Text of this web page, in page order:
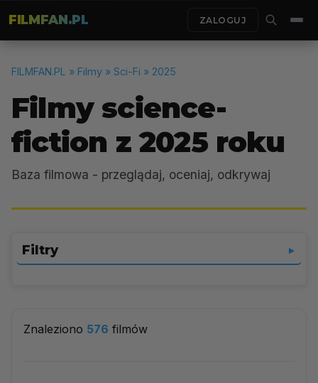
FILMFAN.PL ZALOGUJ
FILMFAN.PL » Filmy » Sci-Fi » 2025
Filmy science-
fiction z 2025 roku
Baza filmowa - przeglądaj, oceniaj, odkrywaj
Filtry ▼
Znaleziono 576 filmów